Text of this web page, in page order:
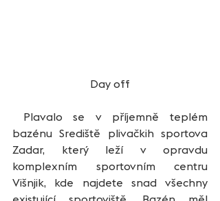
Day off
bazénu Srediště plivačkih sportova
Zadar, který leží v opravdu
komplexním sportovním centru
Višnjik, kde najdete snad všechny